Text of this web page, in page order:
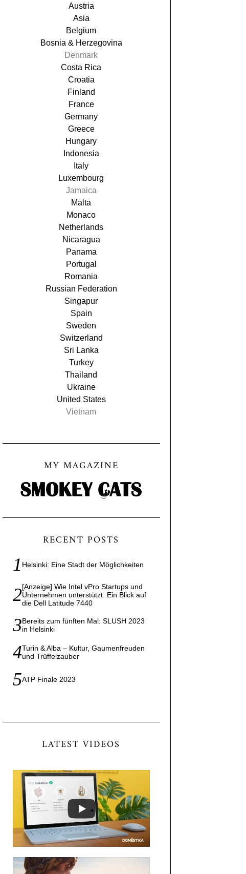
Austria
Asia
Belgium
Bosnia & Herzegovina
Denmark
Costa Rica
Croatia
Finland
France
Germany
Greece
Hungary
Indonesia
Italy
Luxembourg
Jamaica
Malta
Monaco
Netherlands
Nicaragua
Panama
Portugal
Romania
Russian Federation
Singapur
Spain
Sweden
Switzerland
Sri Lanka
Turkey
Thailand
Ukraine
United States
Vietnam
MY MAGAZINE
RECENT POSTS
Helsinki: Eine Stadt der Möglichkeiten
[Anzeige] Wie Intel vPro Startups und
Unternehmen unterstützt: Ein Blick auf
die Dell Latitude 7440
Bereits zum fünften Mal: SLUSH 2023
in Helsinki
Turin & Alba – Kultur, Gaumenfreuden
und Trüffelzauber
ATP Finale 2023
LATEST VIDEOS